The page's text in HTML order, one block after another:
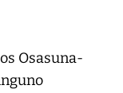
Osasuna-